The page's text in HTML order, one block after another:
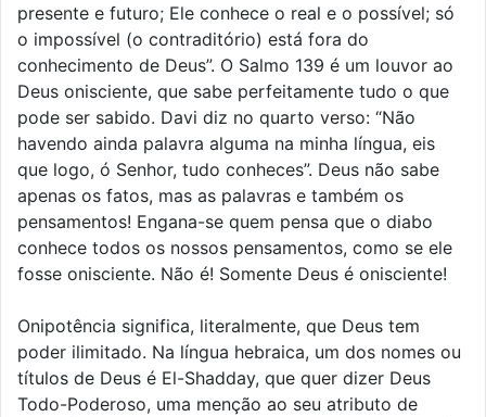
presente e futuro; Ele conhece o real e o possível; só
o impossível (o contraditório) está fora do
conhecimento de Deus”. O Salmo 139 é um louvor ao
Deus onisciente, que sabe perfeitamente tudo o que
pode ser sabido. Davi diz no quarto verso: “Não
havendo ainda palavra alguma na minha língua, eis
que logo, ó Senhor, tudo conheces”. Deus não sabe
apenas os fatos, mas as palavras e também os
pensamentos! Engana-se quem pensa que o diabo
conhece todos os nossos pensamentos, como se ele
fosse onisciente. Não é! Somente Deus é onisciente!
Onipotência significa, literalmente, que Deus tem
poder ilimitado. Na língua hebraica, um dos nomes ou
títulos de Deus é El-Shadday, que quer dizer Deus
Todo-Poderoso, uma menção ao seu atributo de